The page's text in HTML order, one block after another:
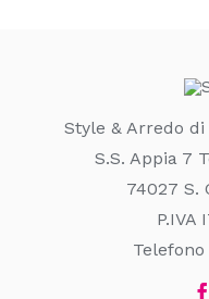
Style & Arredo
S.S. Appia 7
74027 S.
P.IVA
Telefono